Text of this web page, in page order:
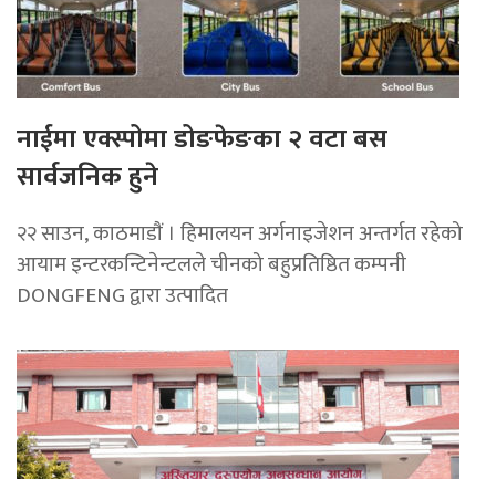
नाईमा एक्स्पोमा डोङफेङका २ वटा बस
सार्वजनिक हुने
२२ साउन, काठमाडाैं । हिमालयन अर्गनाइजेशन अन्तर्गत रहेको
आयाम इन्टरकन्टिनेन्टलले चीनको बहुप्रतिष्ठित कम्पनी
DONGFENG द्वारा उत्पादित